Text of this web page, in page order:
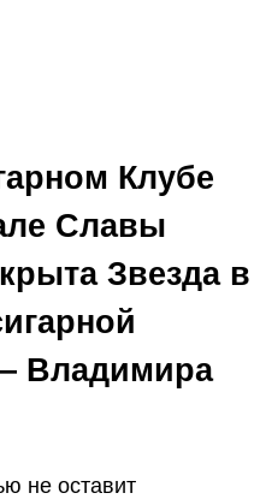
Клубе
Славы
Звезда в
Владимира
не оставит